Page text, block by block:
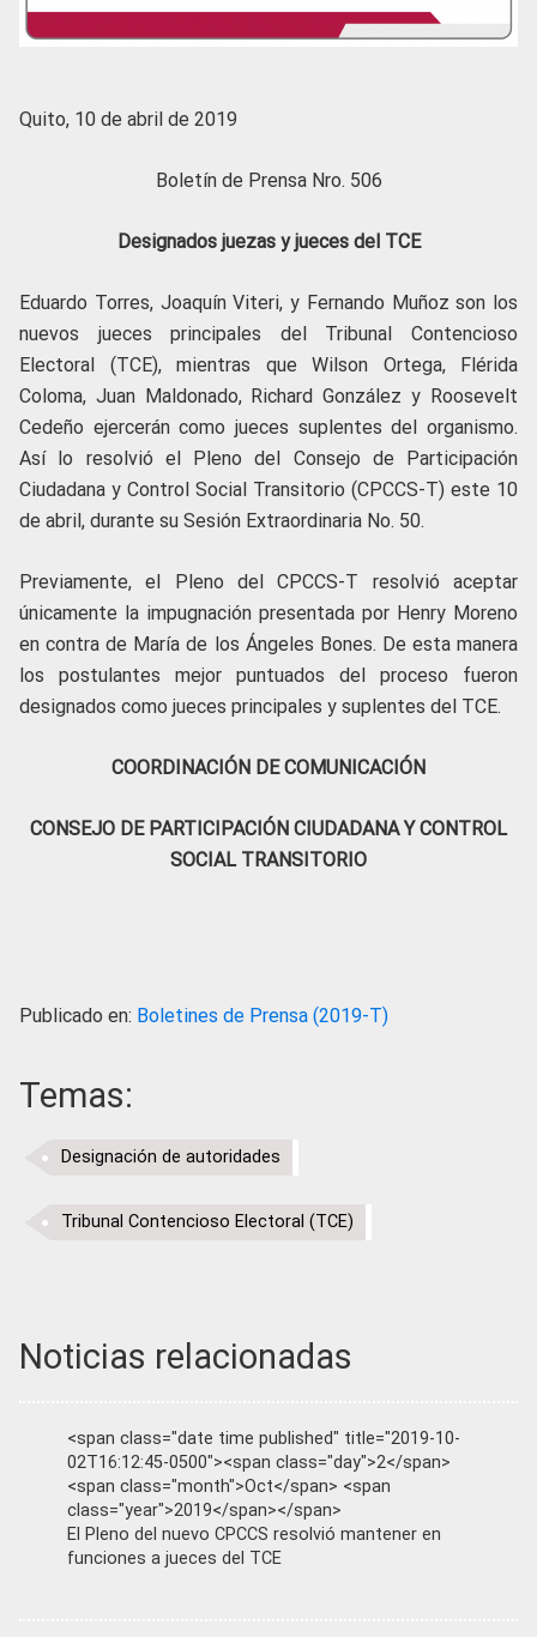
Quito, 10 de abril de 2019
Boletín de Prensa Nro. 506
Designados juezas y jueces del TCE
Eduardo Torres, Joaquín Viteri, y Fernando Muñoz son los
nuevos jueces principales del Tribunal Contencioso
Electoral (TCE), mientras que Wilson Ortega, Flérida
Coloma, Juan Maldonado, Richard González y Roosevelt
Cedeño ejercerán como jueces suplentes del organismo.
Así lo resolvió el Pleno del Consejo de Participación
Ciudadana y Control Social Transitorio (CPCCS-T) este 10
de abril, durante su Sesión Extraordinaria No. 50.
Previamente, el Pleno del CPCCS-T resolvió aceptar
únicamente la impugnación presentada por Henry Moreno
en contra de María de los Ángeles Bones. De esta manera
los postulantes mejor puntuados del proceso fueron
designados como jueces principales y suplentes del TCE.
COORDINACIÓN DE COMUNICACIÓN
CONSEJO DE PARTICIPACIÓN CIUDADANA Y CONTROL
SOCIAL TRANSITORIO
Publicado en: Boletines de Prensa (2019-T)
Temas:
Designación de autoridades
Tribunal Contencioso Electoral (TCE)
Noticias relacionadas
<span class="date time published" title="2019-10-
02T16:12:45-0500"><span class="day">2</span>
<span class="month">Oct</span> <span
class="year">2019</span></span>
El Pleno del nuevo CPCCS resolvió mantener en
funciones a jueces del TCE